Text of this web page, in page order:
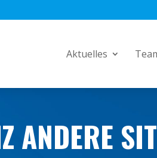
Aktuelles
ANDERE